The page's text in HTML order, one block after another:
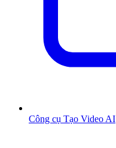
Công cụ Tạo Video AI